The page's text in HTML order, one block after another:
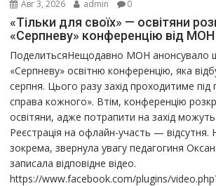
Авг 3, 2026 admin 0
«Тільки для своїх» — освітяни
«Серпневу» конференцію від МОН
ПоделитьсяНещодавно МОН анонсувало
«Серпневу» освітню конференцію, яка
серпня. Цього разу захід проходитиме
справа кожного». Втім, конференцію
освітяни, адже потрапити на захід можуть
Реєстрація на офлайн-участь — відсутня.
зокрема, звернула увагу педагогиня
записала відповідне відео.
https://www.facebook.com/plugins/